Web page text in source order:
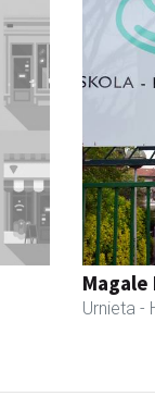
Urnieta -